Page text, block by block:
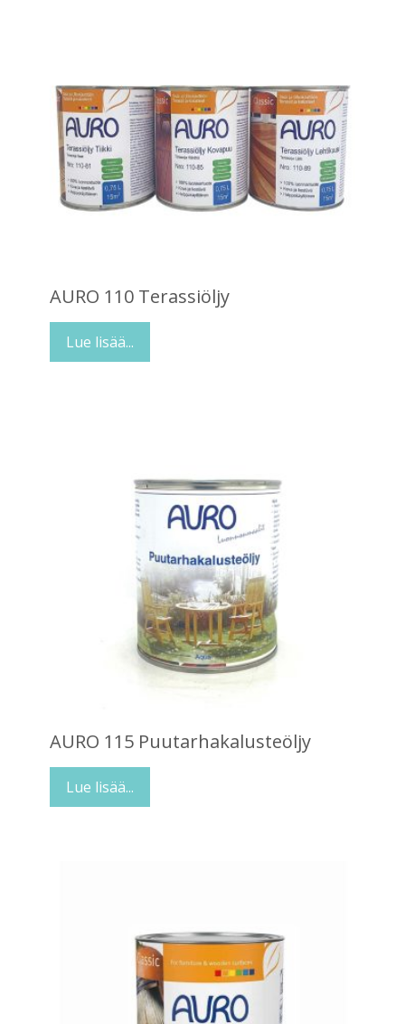
AURO 110 Terassiöljy
Lue lisää...
AURO 115 Puutarhakalusteöljy
Lue lisää...